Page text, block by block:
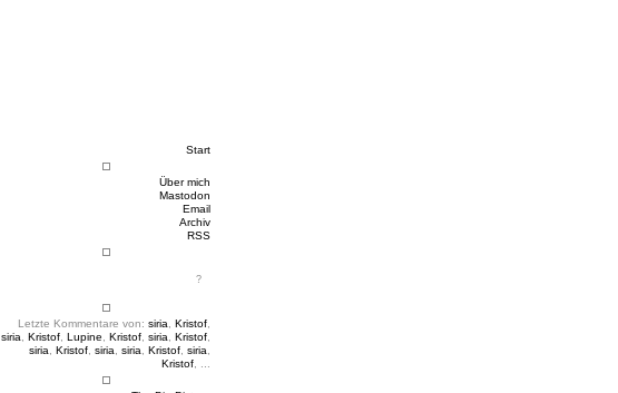
Start
Über mich
Mastodon
Email
Archiv
RSS
Letzte Kommentare von: siria Kristof
siria
Kristof Lupine Kristof siria Kristof
siria
Kristof siria siria Kristof siria
Kristof